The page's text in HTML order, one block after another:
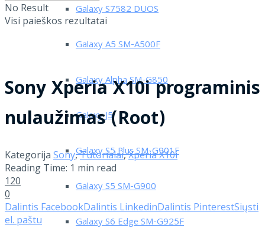
Galaxy S7582 DUOS
Galaxy A5 SM-A500F
Galaxy Alpha SM-G850
Galaxy J5
Galaxy S5 Plus SM-G901F
Galaxy S5 SM-G900
Galaxy S6 Edge SM-G925F
No Result
Visi paieškos rezultatai
Sony Xperia X10i programinis
nulaužimas (Root)
Kategorija Sony,Tutorialai,Xperia X10i
Reading Time: 1 min read
120
0
Dalintis FacebookDalintis LinkedinDalintis PinterestSiųsti
el. paštu